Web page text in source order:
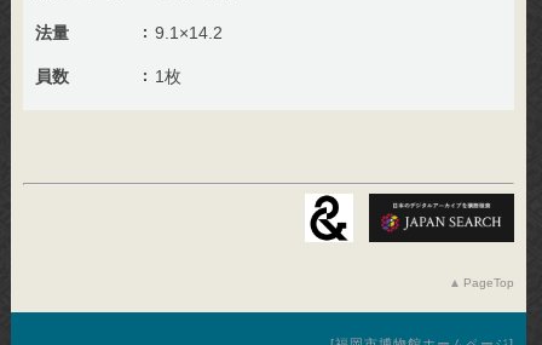
法量 9.1×14.2
員数 1枚
PageTop